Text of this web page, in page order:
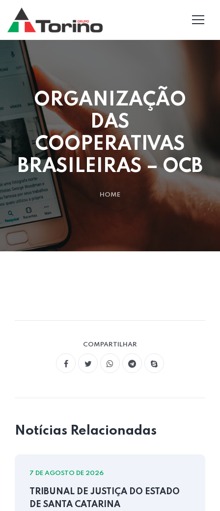
ORGANIZAÇÃO
DAS
COOPERATIVAS
BRASILEIRAS – OCB
HOME
COMPARTILHAR
Notícias Relacionadas
7 DE AGOSTO DE 2026
TRIBUNAL DE JUSTIÇA DO ESTADO
DE SANTA CATARINA